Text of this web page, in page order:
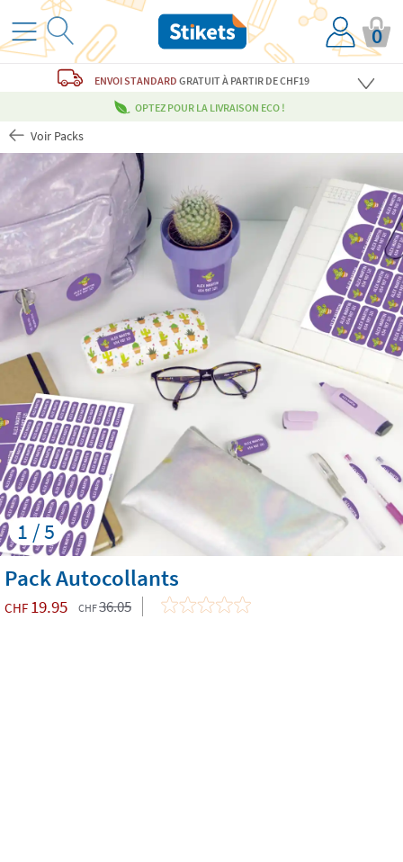
0
ENVOI STANDARD GRATUITÀ PARTIR DE CHF19
OPTEZ POUR LA LIVRAISON ECO !
Voir Packs
1 / 5
Pack Autocollants
CHF 19.95 CHF36.05